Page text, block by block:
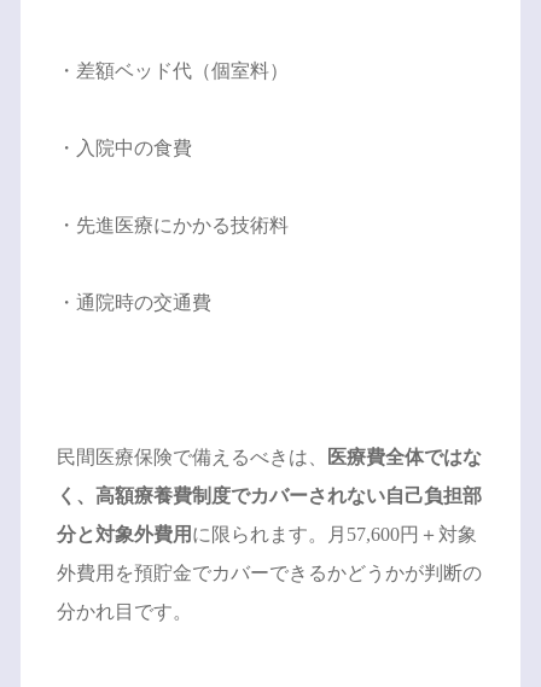
・差額ベッド代（個室料）
・入院中の食費
・先進医療にかかる技術料
・通院時の交通費
民間医療保険で備えるべきは、
医療費全体ではな
く、高額療養費制度でカバーされない自己負担部
分と対象外費用 に限られます。月57,600円＋対象
外費用を預貯金でカバーできるかどうかが判断の
分かれ目です。